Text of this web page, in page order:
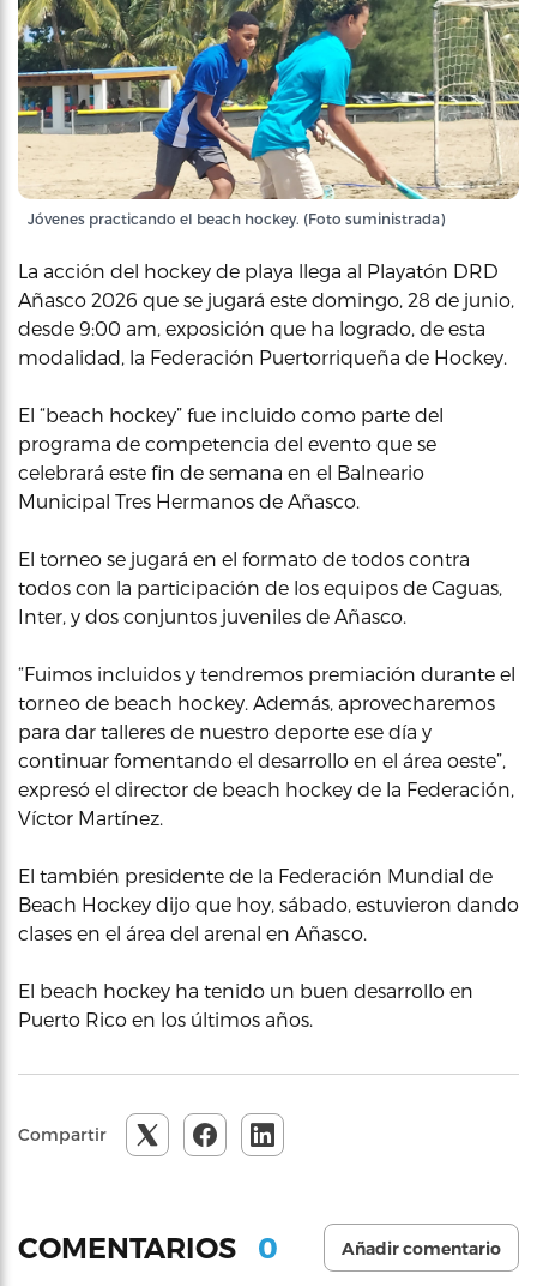
Jóvenes practicando el beach hockey. (Foto suministrada)
La acción del hockey de playa llega al Playatón DRD
Añasco 2026 que se jugará este domingo, 28 de junio,
desde 9:00 am, exposición que ha logrado, de esta
modalidad, la Federación Puertorriqueña de Hockey.
El “beach hockey” fue incluido como parte del
programa de competencia del evento que se
celebrará este fin de semana en el Balneario
Municipal Tres Hermanos de Añasco.
El torneo se jugará en el formato de todos contra
todos con la participación de los equipos de Caguas,
Inter, y dos conjuntos juveniles de Añasco.
“Fuimos incluidos y tendremos premiación durante el
torneo de beach hockey. Además, aprovecharemos
para dar talleres de nuestro deporte ese día y
continuar fomentando el desarrollo en el área oeste”,
expresó el director de beach hockey de la Federación,
Víctor Martínez.
El también presidente de la Federación Mundial de
Beach Hockey dijo que hoy, sábado, estuvieron dando
clases en el área del arenal en Añasco.
El beach hockey ha tenido un buen desarrollo en
Puerto Rico en los últimos años.
Compartir
COMENTARIOS 0 Añadir comentario